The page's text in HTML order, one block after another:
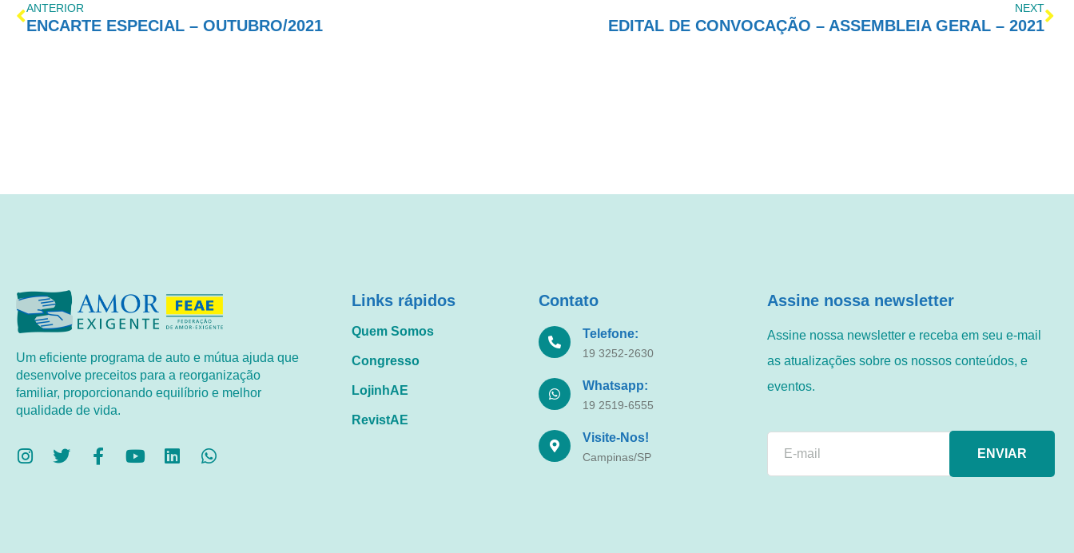
ANTERIOR
ENCARTE ESPECIAL – OUTUBRO/2021
NEXT
EDITAL DE CONVOCAÇÃO – ASSEMBLEIA GERAL – 2021
Um eficiente programa de auto e mútua ajuda que
desenvolve preceitos para a reorganização
familiar, proporcionando equilíbrio e melhor
qualidade de vida.
Links rápidos
Quem Somos
Congresso
LojinhAE
RevistAE
Contato
Telefone:
19 3252-2630
Whatsapp:
19 2519-6555
Visite-Nos!
Campinas/SP
Assine nossa newsletter
Assine nossa newsletter e receba em seu e-mail
as atualizações sobre os nossos conteúdos, e
eventos.
ENVIAR